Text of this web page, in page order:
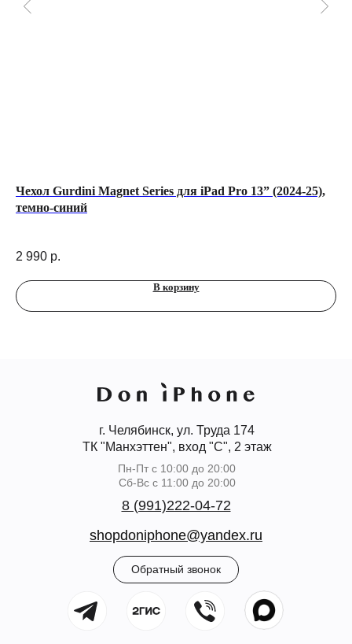
Чехол Gurdini Magnet Series для iPad Pro 13” (2024-25),
темно-синий
2 990 р.
В корзину
г. Челябинск, ул. Труда 174
ТК "Манхэттен", вход "С", 2 этаж
Пн-Пт с 10:00 до 20:00
Сб-Вс с 11:00 до 20:00
Обратный звонок
8 (991)222-04-72
shopdoniphone@yandex.ru